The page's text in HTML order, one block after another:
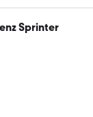
Sprinter